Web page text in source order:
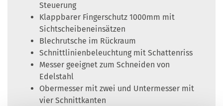
Steuerung
Klappbarer Fingerschutz 1000mm mit
Sichtscheibeneinsätzen
Blechrutsche im Rückraum
Schnittlinienbeleuchtung mit Schattenriss
Messer geeignet zum Schneiden von
Edelstahl
Obermesser mit zwei und Untermesser mit
vier Schnittkanten